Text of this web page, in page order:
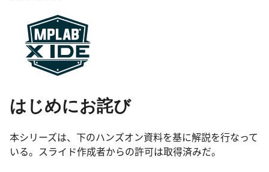
はじめにお詫び
本シリーズは、下のハンズオン資料を基に解説を行なって
いる。スライド作成者からの許可は取得済みだ。